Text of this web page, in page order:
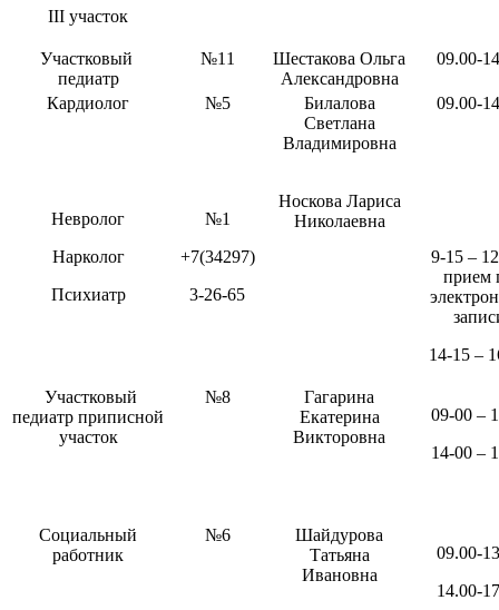
III участок
Участковый
педиатр
№11
Шестакова Ольга
Александровна
09.00-
Кардиолог №5
Билалова
Светлана
Владимировна
09.00-
Невролог
Нарколог
Психиатр
№1
+7(34297)
3-26-65
Носкова Лариса
Николаевна
9-15 –
прием
14-15 –
Участковый
педиатр приписной
участок
№8
Гагарина
Екатерина
Викторовна
09-00 –
14-00 –
Социальный
работник
№6
Шайдурова
Татьяна
Ивановна
09.00-
14.00-